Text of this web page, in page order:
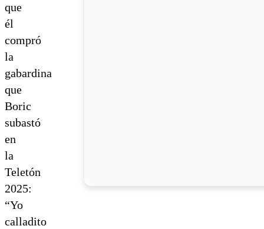
que
él
compró
la
gabardina
que
Boric
subastó
en
la
Teletón
2025:
“Yo
calladito